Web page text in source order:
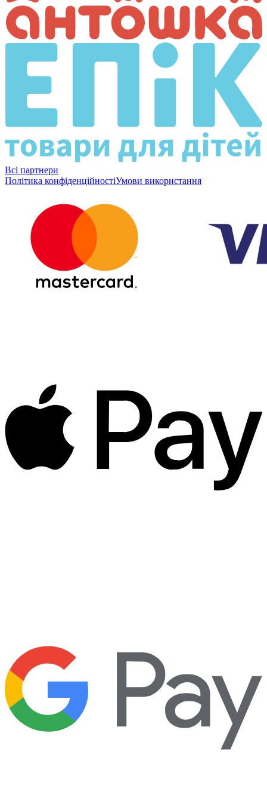
Всі партнери
Політика конфіденційностіУмови використання